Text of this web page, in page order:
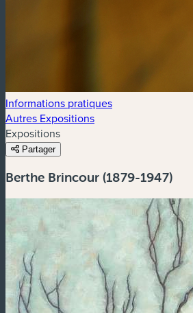
Informations pratiques
Autres Expositions
Expositions
Partager
Berthe Brincour (1879-1947)